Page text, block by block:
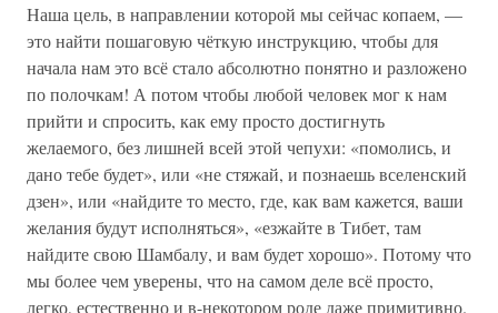
Наша цель, в направлении которой мы сейчас копаем, —
это найти пошаговую чёткую инструкцию, чтобы для
начала нам это всё стало абсолютно понятно и разложено
по полочкам! А потом чтобы любой человек мог к нам
прийти и спросить, как ему просто достигнуть
желаемого, без лишней всей этой чепухи: «помолись, и
дано тебе будет», или «не стяжай, и познаешь вселенский
дзен», или «найдите то место, где, как вам кажется, ваши
желания будут исполняться», «езжайте в Тибет, там
найдите свою Шамбалу, и вам будет хорошо». Потому что
мы более чем уверены, что на самом деле всё просто,
легко, естественно и в-некотором роде даже примитивно.